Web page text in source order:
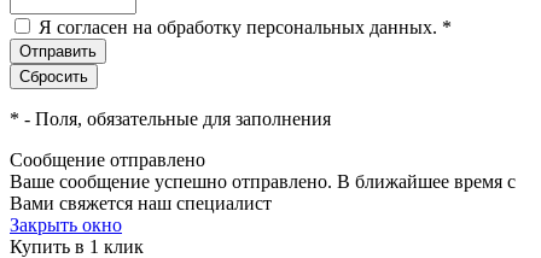
Я согласен на обработку персональных данных. *
* - Поля, обязательные для заполнения
Сообщение отправлено
Ваше сообщение успешно отправлено. В ближайшее время с
Вами свяжется наш специалист
Закрыть окно
Купить в 1 клик